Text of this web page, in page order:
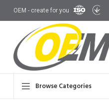
OEM - create for you
Browse Categories